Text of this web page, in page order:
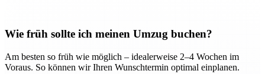
Wie früh sollte ich meinen Umzug buchen?
Am besten so früh wie möglich – idealerweise 2–4 Wochen im
Voraus. So können wir Ihren Wunschtermin optimal einplanen.